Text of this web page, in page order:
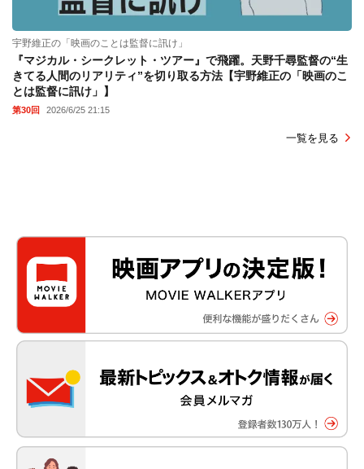
宇野維正の「映画のことは監督に訊け」
『マジカル・シークレット・ツアー』で飛躍。天野千尋監督の“生
きてる人間のリアリティ”を切り取る方法【宇野維正の「映画のこ
とは監督に訊け」】
第30回 2026/6/25 21:15
一覧を見る